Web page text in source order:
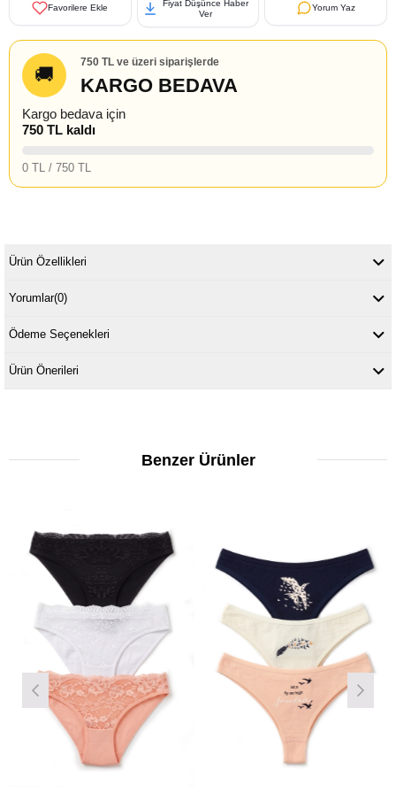
Favorilere Ekle
Fiyat Düşünce Haber
Ver
Yorum Yaz
🚚
750 TL ve üzeri siparişlerde
KARGO BEDAVA
Kargo bedava için
750 TL kaldı
0 TL / 750 TL
Ürün Özellikleri
Yorumlar(0)
Ödeme Seçenekleri
Ürün Önerileri
Benzer Ürünler